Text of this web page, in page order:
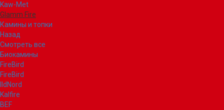
Kaw-Met
Glamm Fire
Камины и топки
Назад
Смотреть все
Биокамины
FireBird
FireBird
IldNord
Kalfire
BEF